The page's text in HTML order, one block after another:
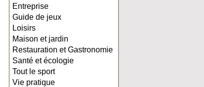
Entreprise
Guide de jeux
Loisirs
Maison et jardin
Restauration et Gastronomie
Santé et écologie
Tout le sport
Vie pratique